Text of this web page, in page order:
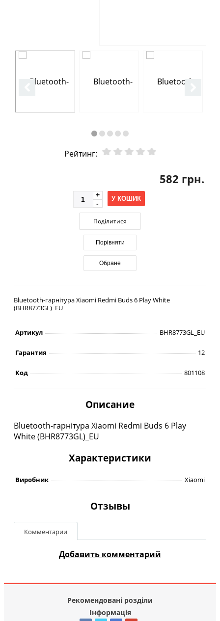
Рейтинг:
582 грн.
У КОШИК
Поділитися
Порівняти
Обране
Bluetooth-гарнітура Xiaomi Redmi Buds 6 Play White
(BHR8773GL)_EU
Артикул BHR8773GL_EU
Гарантия 12
Код 801108
Описание
Bluetooth-гарнітура Xiaomi Redmi Buds 6 Play
White (BHR8773GL)_EU
Характеристики
Виробник Xiaomi
Отзывы
Комментарии
Добавить комментарий
Рекомендовані розділи
Інформація